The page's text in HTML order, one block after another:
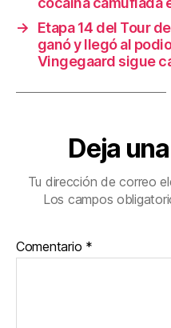
→
Etapa 14 del Tour
ganó y llegó al
Vingegaard sigue
Deja
Tu dirección de correo
Los campos
Comentario *